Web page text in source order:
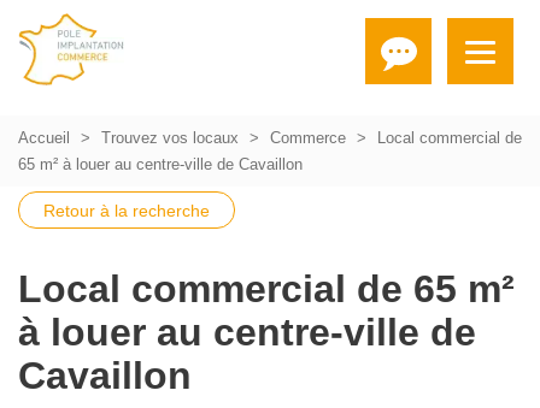
Accueil Trouvez vos locaux Commerce
Local commercial de
65 m² à louer au centre-ville de Cavaillon
Retour à la recherche
Local commercial de 65 m²
à louer au centre-ville de
Cavaillon